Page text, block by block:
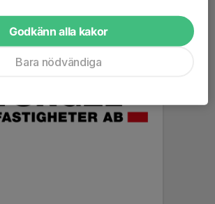
Godkänn alla kakor
Bara nödvändiga